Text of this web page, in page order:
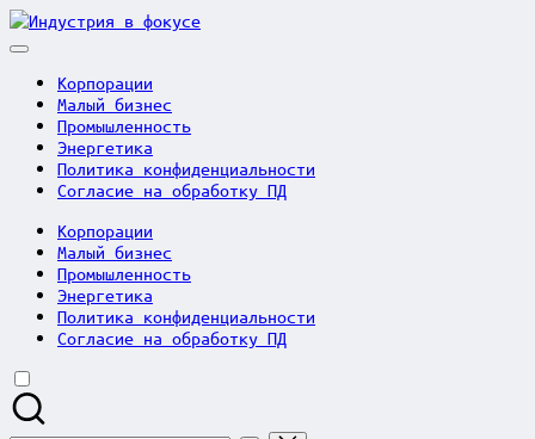
Skip
to
Индустрия
Корпорации
Малый бизнес
Промышленность
Энергетика
Политика конфиденциальности
Согласие на обработку ПД
Корпорации
Малый бизнес
Промышленность
Энергетика
Политика конфиденциальности
Согласие на обработку ПД